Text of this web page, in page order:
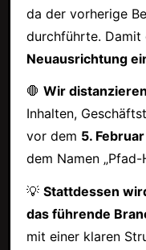
da der vorherige
durchführte. Damit
Neuausrichtung
🛑 Wir
Inhalten,
vor dem 5.
dem Namen
💡 Stattdessen
das führende
mit einer klaren